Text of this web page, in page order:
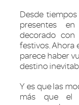
Desde
presentes
decorado con
festivos. Ahora
parece haber
destino
Y es que las
más que el